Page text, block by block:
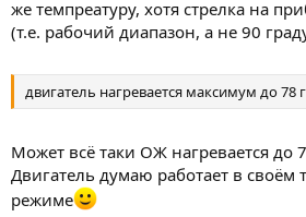
же темпреатуру, хотя стрелка на
(т.е. рабочий диапазон, а не 90
двигатель нагревается максимум до 78
Может всё таки ОЖ нагревается до
Двигатель думаю работает в своём
режиме